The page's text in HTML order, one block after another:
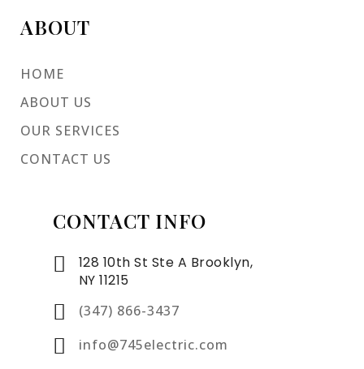
ABOUT
HOME
ABOUT US
OUR SERVICES
CONTACT US
CONTACT INFO
128 10th St Ste A Brooklyn,
NY 11215
(347) 866-3437
info@745electric.com